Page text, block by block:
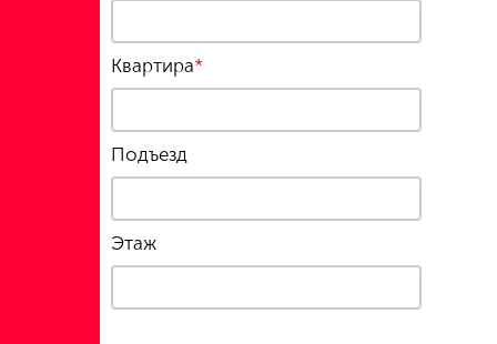
Квартира*
Подъезд
Этаж